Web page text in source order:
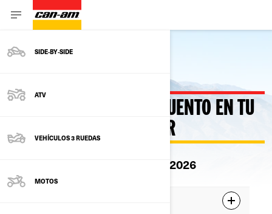
SIDE‑BY‑SIDE
ATV
VEHÍCULOS 3 RUEDAS
MOTOS
Atrás
HASTA 2.250 € DE DESCUENTO EN TU
NUEVO CAN-AM TRAXTER
La oferta es válida hasta 30.09.2026